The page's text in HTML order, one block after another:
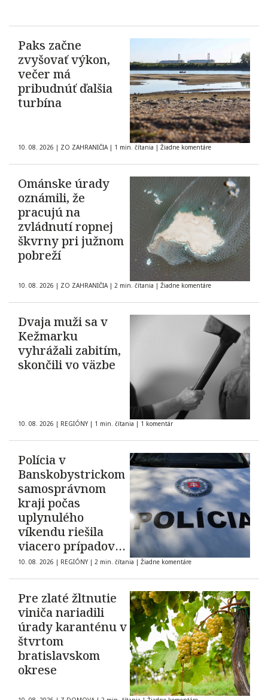
Paks začne
zvyšovať výkon,
večer má
pribudnúť ďalšia
turbína
10. 08. 2026 | ZO ZAHRANIČIA | 1 min. čítania | Žiadne komentáre
Ománske úrady
oznámili, že
pracujú na
zvládnutí ropnej
škvrny pri južnom
pobreží
10. 08. 2026 | ZO ZAHRANIČIA | 2 min. čítania | Žiadne komentáre
Dvaja muži sa v
Kežmarku
vyhrážali zabitím,
skončili vo väzbe
10. 08. 2026 | REGIÓNY | 1 min. čítania | 1 komentár
Polícia v
Banskobystrickom
samosprávnom
kraji počas
uplynulého
víkendu riešila
viacero prípadov
domáceho násilia
10. 08. 2026 | REGIÓNY | 2 min. čítania | Žiadne komentáre
Pre zlaté žltnutie
viniča nariadili
úrady karanténu v
štvrtom
bratislavskom
okrese